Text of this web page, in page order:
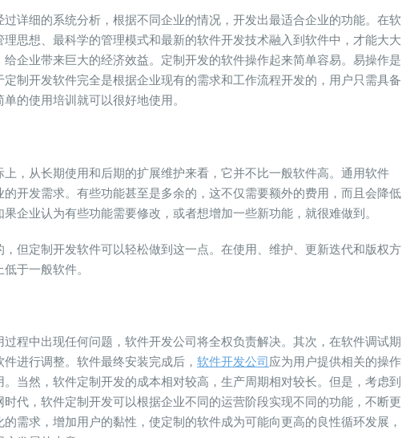
详细的系统分析，根据不同企业的情况，开发出最适合企业的功能。在软
思想、最科学的管理模式和最新的软件开发技术融入到软件中，才能大大
企业带来巨大的经济效益。定制开发的软件操作起来简单容易。易操作是
制开发软件完全是根据企业现有的需求和工作流程开发的，用户只需具备
的使用培训就可以很好地使用。
，从长期使用和后期的扩展维护来看，它并不比一般软件高。通用软件
的开发需求。有些功能甚至是多余的，这不仅需要额外的费用，而且会降低
企业认为有些功能需要修改，或者想增加一些新功能，就很难做到。
但定制开发软件可以轻松做到这一点。在使用、维护、更新迭代和版权方
于一般软件。
程中出现任何问题，软件开发公司将全权负责解决。其次，在软件调试期
进行调整。软件最终安装完成后， 软件开发公司应为用户提供相关的操作
当然，软件定制开发的成本相对较高，生产周期相对较长。但是，考虑到
代，软件定制开发可以根据企业不同的运营阶段实现不同的功能，不断更
需求，增加用户的黏性，使定制的软件成为可能向更高的良性循环发展，